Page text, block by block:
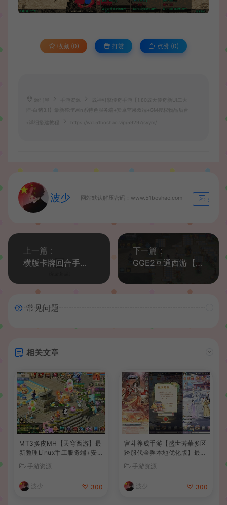
收藏 (0) 打赏 点赞 (0)
手游资源
战神引擎传奇手游【1.80战天传奇新UI二大
陆-白猪3.1】最新整理Win系特色服务端+安卓苹果双端+GM授权物品后台
+详细搭建教程 https://wd.51boshao.vip/59297/syym/
波少 网站默认解压密码：www.51boshao.com 生成海
上一篇：
横版卡牌回合手游【SNK全明星激斗代金券内购修复版】最新整理单机一键即玩镜像端+Linux手工服务端+安卓苹果双端+管理后台+CDK授权后台+详细搭建教程+视频教程
下一篇：
GGE2互通西游【08幻灵追梦西游】最新整理Win系服务端+安卓苹果PC三端+全套源码+详细搭建教程
常见问题
相关文章
MT3换皮MH【天穹西游】最
新整理Linux手工服务端+安
卓苹果双端+GM后台+详细搭
建教程+全套源码+视频教程
手游资源
波少 300
宫斗养成手游【盛世芳華多区
跨服代金券本地优化版】最新
整理单机一键即玩端+Linux
手工服务端+CDK授权后台
+安卓+详细搭建教程
手游资源
波少 300